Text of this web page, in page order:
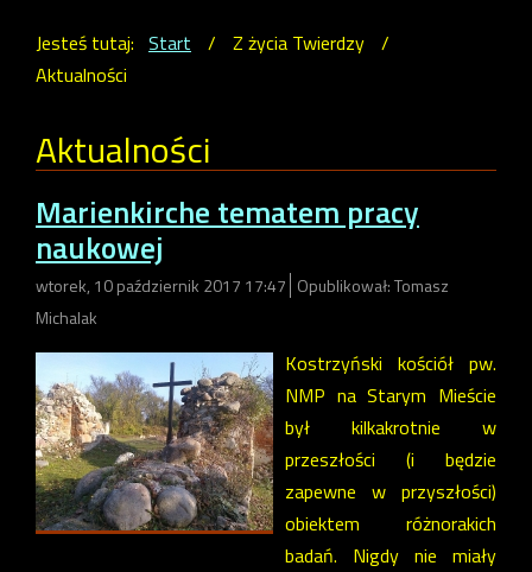
Jesteś tutaj: Start / Z życia Twierdzy /
Aktualności
Aktualności
Marienkirche tematem pracy
naukowej
wtorek, 10 październik 2017 17:47 Opublikował: Tomasz
Michalak
Kostrzyński kościół pw.
NMP na Starym Mieście
był kilkakrotnie w
przeszłości (i będzie
zapewne w przyszłości)
obiektem różnorakich
badań. Nigdy nie miały